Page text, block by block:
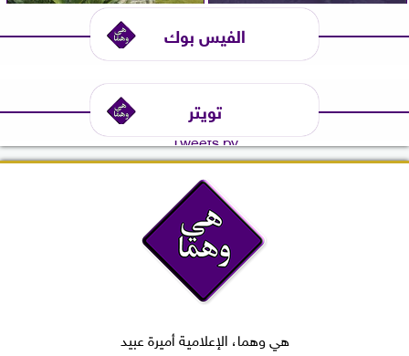
الفيس بوك
تويتر
Tweets by
هي وهما، الإعلامية أميرة عبيد